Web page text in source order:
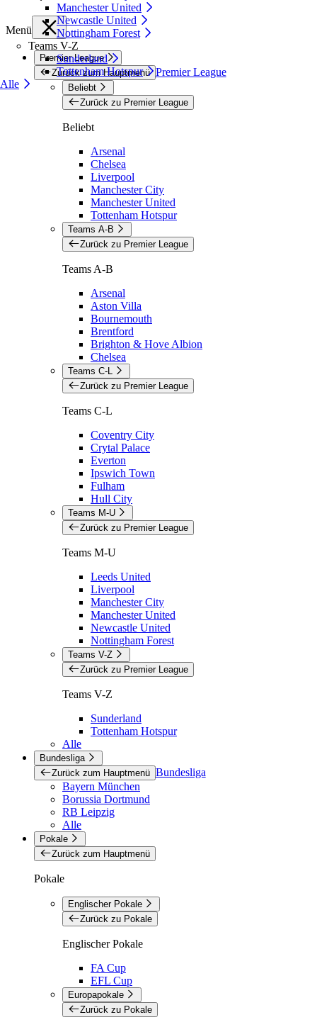
Manchester United
Newcastle United
Nottingham Forest
Teams V-Z
Sunderland
Tottenham Hotspur
Alle
Menü
Premier League
Zurück zum Hauptmenü Premier League
Beliebt
Zurück zu Premier League
Beliebt
Arsenal
Chelsea
Liverpool
Manchester City
Manchester United
Tottenham Hotspur
Teams A-B
Zurück zu Premier League
Teams A-B
Arsenal
Aston Villa
Bournemouth
Brentford
Brighton & Hove Albion
Chelsea
Teams C-L
Zurück zu Premier League
Teams C-L
Coventry City
Crytal Palace
Everton
Ipswich Town
Fulham
Hull City
Teams M-U
Zurück zu Premier League
Teams M-U
Leeds United
Liverpool
Manchester City
Manchester United
Newcastle United
Nottingham Forest
Teams V-Z
Zurück zu Premier League
Teams V-Z
Sunderland
Tottenham Hotspur
Alle
Bundesliga
Zurück zum Hauptmenü Bundesliga
Bayern München
Borussia Dortmund
RB Leipzig
Alle
Pokale
Zurück zum Hauptmenü
Pokale
Englischer Pokale
Zurück zu Pokale
Englischer Pokale
FA Cup
EFL Cup
Europapokale
Zurück zu Pokale